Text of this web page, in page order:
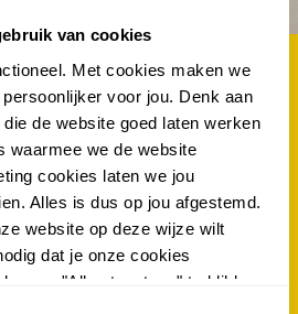
van cookies
Met cookies maken we
voor jou. Denk aan
de website goed laten werken
waarmee we de website
cookies laten we jou
Alles is dus op jou afgestemd.
website op deze wijze wilt
dat je onze cookies
op "Alles toestaan" te klikken.
van de nieuwste acties én
shoptegoed? schrijf je dan
nieuwsbrief!